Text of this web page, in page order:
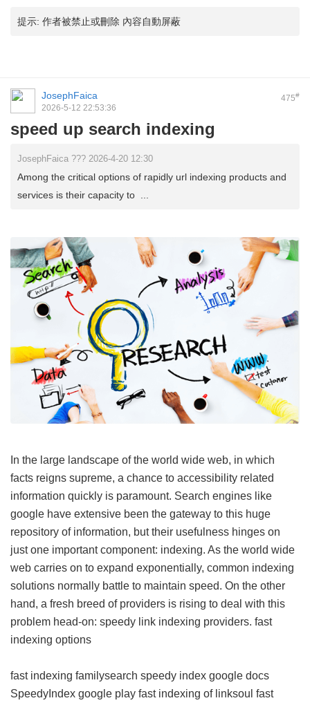
提示: 作者被禁止或刪除 內容自動屏蔽
475#
JosephFaica
2026-5-12 22:53:36
speed up search indexing
JosephFaica ??? 2026-4-20 12:30
Among the critical options of rapidly url indexing products and
services is their capacity to ...
In the large landscape of the world wide web, in which
facts reigns supreme, a chance to accessibility related
information quickly is paramount. Search engines like
google have extensive been the gateway to this huge
repository of information, but their usefulness hinges on
just one important component: indexing. As the world wide
web carries on to expand exponentially, common indexing
solutions normally battle to maintain speed. On the other
hand, a fresh breed of providers is rising to deal with this
problem head-on: speedy link indexing providers. fast
indexing options
fast indexing familysearch speedy index google docs
SpeedyIndex google play fast indexing of linksoul fast